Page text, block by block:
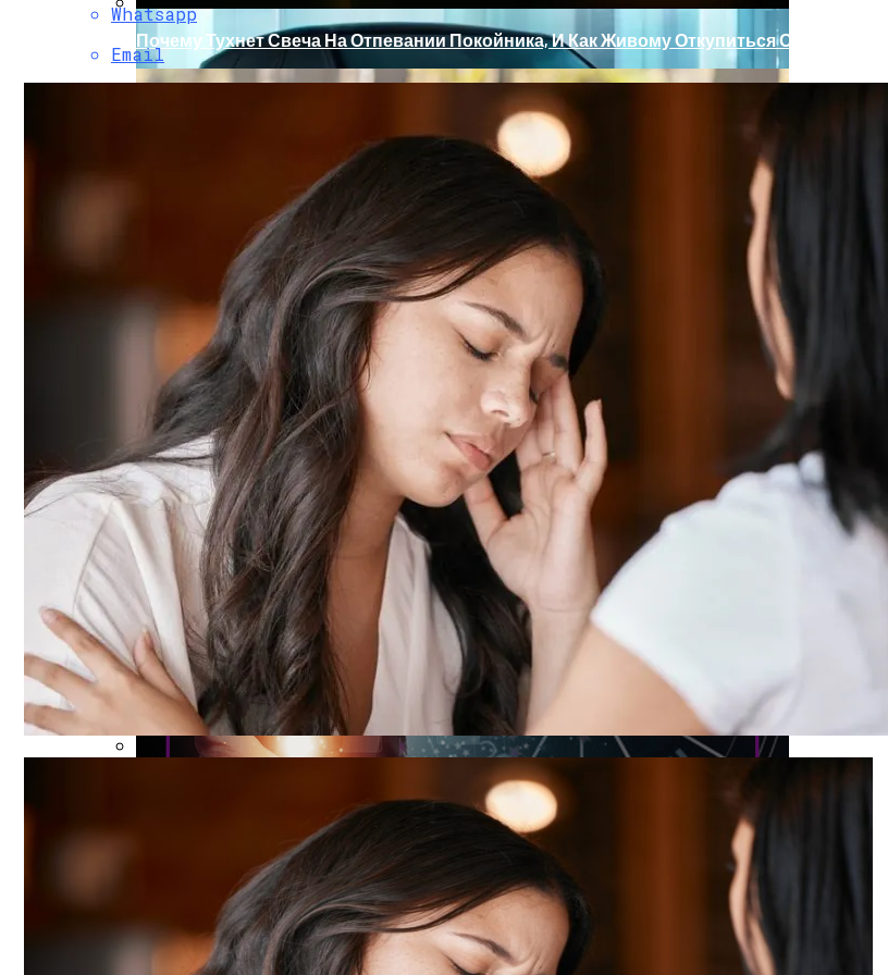
Обновление Для Range Rover Velar: «умные» Фары, Новый Салон, Улучшение PHEV-Версии
Электромобиль Xiaomi: Внешность Уже Известна, Имя – Еще Нет
Почему Тухнет Свеча На Отпевании Покойника, И Как Живому Откупиться От Мертвого
Каким Знакам Зодиака Судьба Преподнесет Сюрприз Уже В Сентябре 2023
Карьерный Гороскоп Для Всех Знаков Зодиака На Сентябрь 2023 Года
Whatsapp
Email